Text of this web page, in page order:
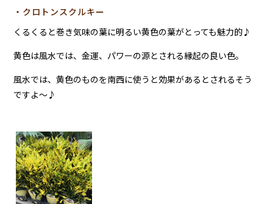
・クロトンスクルキー
くるくると巻き気味の葉に明るい黄色の葉がとっても魅力的♪
黄色は風水では、金運、パワーの源とされる縁起の良い色。
風水では、黄色のものを南西に使うと効果があるとされるそう
ですよ～♪